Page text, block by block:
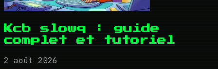
Kcb slowq : guide
complet et tutoriel
2 août 2026